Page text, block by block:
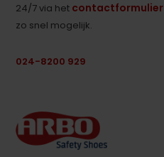
24/7 via het contactformulier
zo snel mogelijk.
024-8200 929